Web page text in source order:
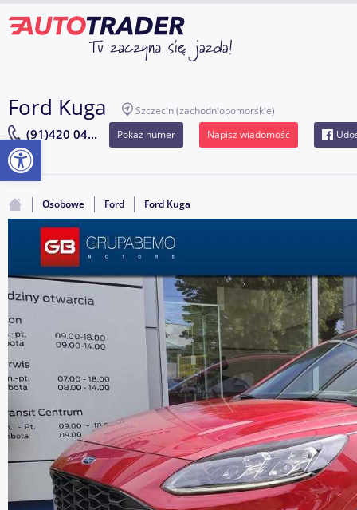
Ford Kuga Szczecin(zachodniopomorskie)
(91)420 04... Pokaż numer Napisz wiadomość
Osobowe Ford Ford Kuga
Otwórz pasek narzędzi